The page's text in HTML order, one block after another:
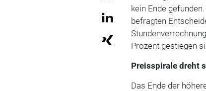
kein Ende
befragten
Prozent gestiegen
Preisspirale dreht
Das Ende der